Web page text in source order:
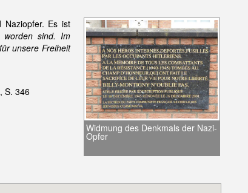
Widmung des Denkmals der Nazi-
Opfer
Naziopfer. Es ist
worden sind. Im
unsere Freiheit
S. 346